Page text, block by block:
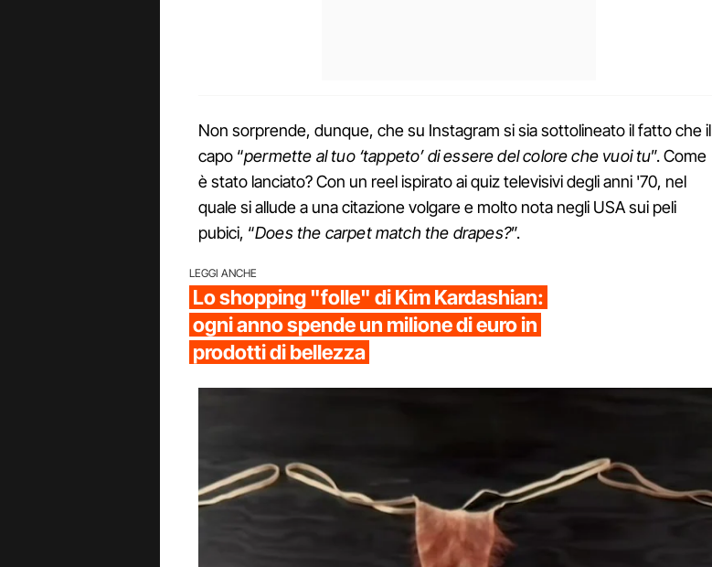
Non sorprende, dunque, che su Instagram si sia sottolineato il fatto che il
capo “permette al tuo ‘tappeto’ di essere del colore che vuoi tu”. Come
è stato lanciato? Con un reel ispirato ai quiz televisivi degli anni '70, nel
quale si allude a una citazione volgare e molto nota negli USA sui peli
pubici, “Does the carpet match the drapes?”.
LEGGI ANCHE
Lo shopping "folle" di Kim Kardashian:
ogni anno spende un milione di euro in
prodotti di bellezza